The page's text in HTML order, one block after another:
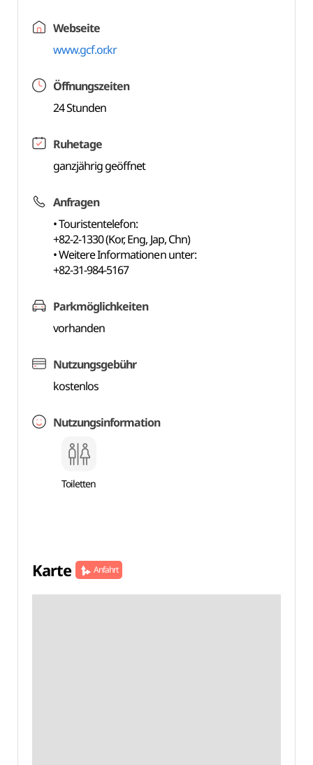
Webseite
www.gcf.or.kr
Öffnungszeiten
24 Stunden
Ruhetage
ganzjährig geöffnet
Anfragen
• Touristentelefon:
+82-2-1330 (Kor, Eng, Jap, Chn)
• Weitere Informationen unter:
+82-31-984-5167
Parkmöglichkeiten
vorhanden
Nutzungsgebühr
kostenlos
Nutzungsinformation
Toiletten
Karte Anfahrt